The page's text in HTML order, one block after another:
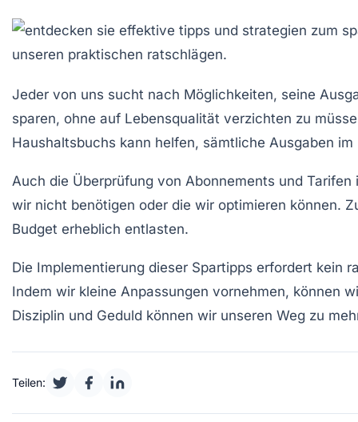
Jeder von uns sucht nach Möglichkeiten, seine
sparen, ohne auf Lebensqualität verzichten zu
Haushaltsbuchs kann helfen, sämtliche Ausgaben
Auch die Überprüfung von Abonnements und Tarifen
wir nicht benötigen oder die wir optimieren können.
Budget erheblich entlasten.
Die Implementierung dieser Spartipps erfordert kein
Indem wir kleine Anpassungen vornehmen, können
Disziplin und Geduld können wir unseren Weg zu
Teilen: